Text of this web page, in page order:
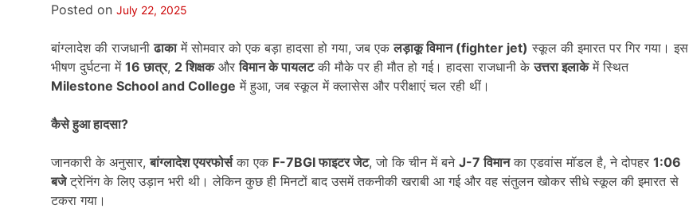
Posted on July 22, 2025
बांग्लादेश की राजधानीढाकामें सोमवार को एक बड़ा हादसा हो गया, जब एकलड़ाकू विमान (fighter jet) स्कूल की इमारत पर गिर गया। इस
भीषण दुर्घटना में 16छात्र, 2शिक्षकऔरविमान के पायलटकी मौके पर ही मौत हो गई। हादसा राजधानी केउत्तरा इलाकेमें स्थित
Milestone School and College में हुआ, जब स्कूल में क्लासेस और परीक्षाएं चल रही थीं।
कैसे हुआ हादसा?
जानकारी के अनुसार,बांग्लादेश एयरफोर्सका एक F-7BGIफाइटर जेट, जो कि चीन में बने J-7विमानका एडवांस मॉडल है, ने दोपहर 1:06
बजेट्रेनिंग के लिए उड़ान भरी थी। लेकिन कुछ ही मिनटों बाद उसमें तकनीकी खराबी आ गई और वह संतुलन खोकर सीधे स्कूल की इमारत से
टकरा गया।